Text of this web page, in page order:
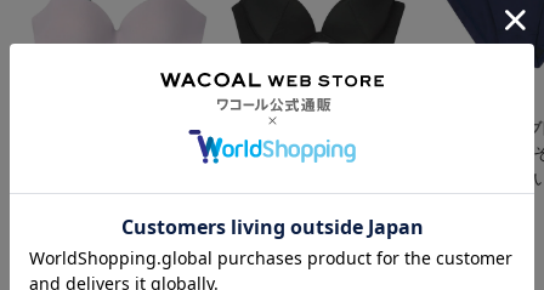
・ブラが、私を抱きしめる。『ハグするブラ』
体温でやわらかくなり、あなたのカラダに合わせてなじんで、
ハグされるようなここちよさが続く
●脇も背中もすっきり。肌にとけこむ感じ
肌ピタッバック
【Ｔシャツブラに】ひ
ラ（ノンワイヤーブ
ラ）
ワコール_ウェブ限定
着こなし６ＷＡＹ ス
ラ
ワコール_ウェ
ＷＥＢ限定
をしめつけな